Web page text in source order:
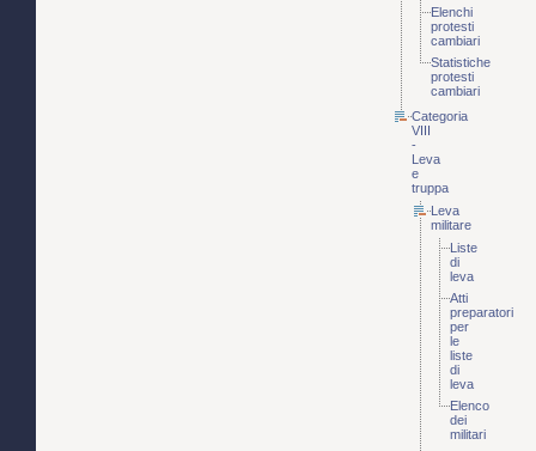
Elenchi
protesti
cambiari
Statistiche
protesti
cambiari
Categoria
VIII
-
Leva
e
truppa
Leva
militare
Liste
di
leva
Atti
preparatori
per
le
liste
di
leva
Elenco
dei
militari